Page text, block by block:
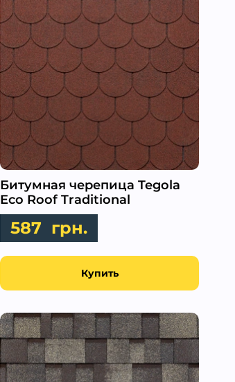
Битумная черепица Tegola
Eco Roof Traditional
587 грн.
Купить